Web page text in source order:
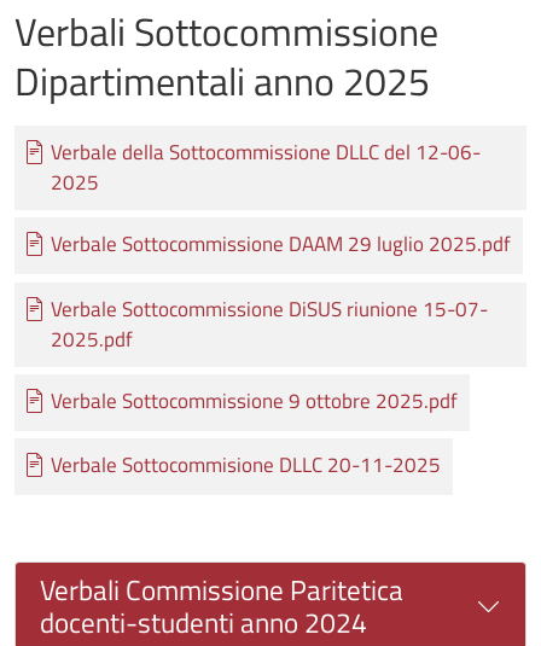
Verbali Sottocommissione
Dipartimentali anno 2025
Documento
Verbale della Sottocommissione DLLC del 12-06-
2025
Documento
Verbale Sottocommissione DAAM 29 luglio 2025.pdf
Documento
Verbale Sottocommissione DiSUS riunione 15-07-
2025.pdf
Documento
Verbale Sottocommissione 9 ottobre 2025.pdf
Documento
Verbale Sottocommisione DLLC 20-11-2025
Verbali Commissione Paritetica
docenti-studenti anno 2024